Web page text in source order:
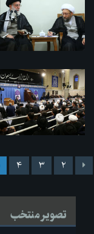
۲ ۳ ۴
تصویر منتخب